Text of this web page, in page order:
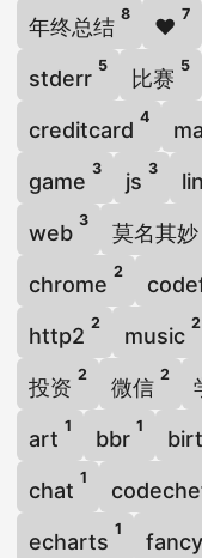
年终总结
8
❤️
7
stderr
5
比赛
5
creditcard
4
game
3
js
3
web
3
莫名其妙
chrome
2
http2
2
music
2
投资
2
微信
2
art
1
bbr
1
chat
1
echarts
1